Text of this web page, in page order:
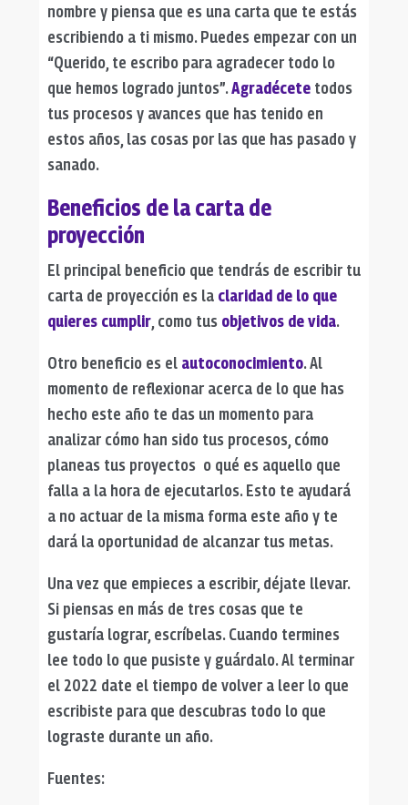
nombre y piensa que es una carta que te estás
escribiendo a ti mismo. Puedes empezar con un
“Querido, te escribo para agradecer todo lo
que hemos logrado juntos”.Agradécetetodos
tus procesos y avances que has tenido en
estos años, las cosas por las que has pasado y
sanado.
Beneficios de la carta de
proyección
El principal beneficio que tendrás de escribir tu
carta de proyección es la claridad de lo que
quieres cumplir, como tus objetivos de vida.
Otro beneficio es el autoconocimiento. Al
momento de reflexionar acerca de lo que has
hecho este año te das un momento para
analizar cómo han sido tus procesos, cómo
planeas tus proyectos o qué es aquello que
falla a la hora de ejecutarlos. Esto te ayudará
a no actuar de la misma forma este año y te
dará la oportunidad de alcanzar tus metas.
Una vez que empieces a escribir, déjate llevar.
Si piensas en más de tres cosas que te
gustaría lograr, escríbelas. Cuando termines
lee todo lo que pusiste y guárdalo. Al terminar
el 2022 date el tiempo de volver a leer lo que
escribiste para que descubras todo lo que
lograste durante un año.
Fuentes: